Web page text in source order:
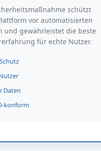
schützt
vor automatisierten
und gewährleistet die beste
für echte Nutzer.
Daten
konform